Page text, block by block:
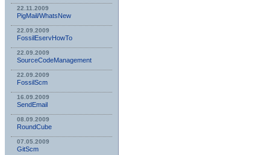
22.11.2009
PigMail/WhatsNew
22.09.2009
FossilEservHowTo
22.09.2009
SourceCodeManagement
22.09.2009
FossilScm
16.09.2009
SendEmail
08.09.2009
RoundCube
07.05.2009
GitScm